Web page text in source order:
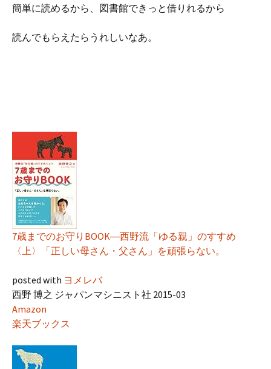
簡単に読めるから、図書館できっと借りれるから
読んでもらえたらうれしいなあ。
7歳までのお守りBOOK―西野流「ゆる親」のすすめ
〈上〉「正しい母さん・父さん」を頑張らない。
posted with ヨメレバ
西野 博之 ジャパンマシニスト社 2015-03
Amazon
楽天ブックス